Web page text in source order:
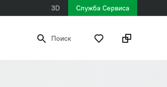
3D Служба Сервиса
Поиск